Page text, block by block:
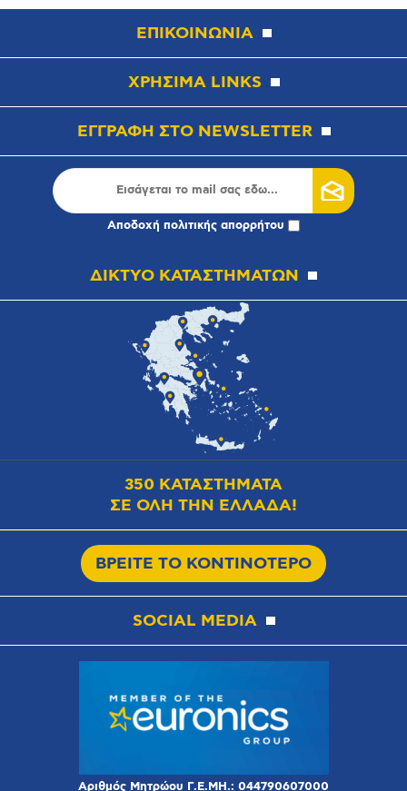
ΕΠΙΚΟΙΝΩΝΙΑ
ΧΡΗΣΙΜΑ LINKS
ΕΓΓΡΑΦΗ ΣΤΟ NEWSLETTER
Αποδοχή πολιτικής απορρήτου
ΔΙΚΤΥΟ ΚΑΤΑΣΤΗΜΑΤΩΝ
350 ΚΑΤΑΣΤΗΜΑΤΑ
ΣΕ ΟΛΗ ΤΗΝ ΕΛΛΑΔΑ!
ΒΡΕΙΤΕ ΤΟ ΚΟΝΤΙΝΟΤΕΡΟ
SOCIAL MEDIA